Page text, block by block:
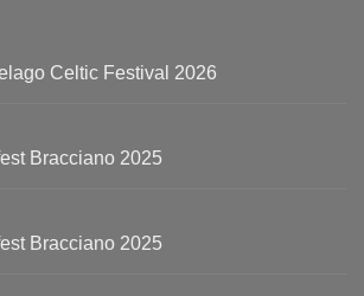
Celtic Festival 2026
Bracciano 2025
Bracciano 2025